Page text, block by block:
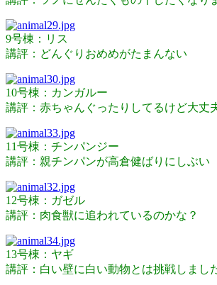
9号棟：リス
講評：どんぐりおめめがたまんない
10号棟：カンガルー
講評：赤ちゃんぐったりしてるけど大丈
11号棟：チンパンジー
講評：親チンパンが高倉健ばりにしぶい
12号棟：ガゼル
講評：肉食獣に追われているのかな？
13号棟：ヤギ
講評：白い壁に白い動物とは挑戦しまし